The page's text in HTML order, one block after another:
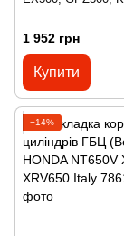
1 952 грн
Купити
−14%